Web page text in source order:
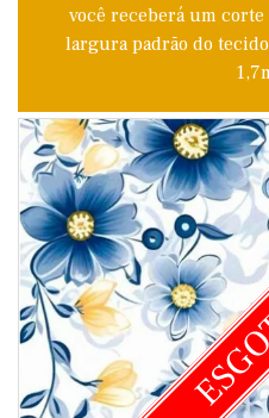
você receberá um
largura padrão do